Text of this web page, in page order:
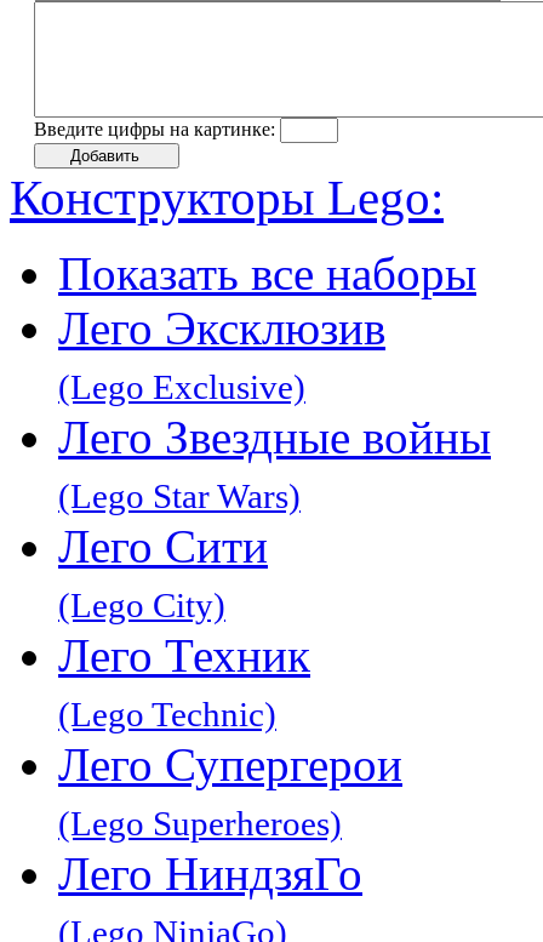
Введите цифры на картинке:
Конструкторы Lego:
Показать все наборы
Лего Эксклюзив
(Lego Exclusive)
Лего Звeздные войны
(Lego Star Wars)
Лего Сити
(Lego City)
Лего Техник
(Lego Technic)
Лего Супергерои
(Lego Superheroes)
Лего НиндзяГо
(Lego NinjaGo)